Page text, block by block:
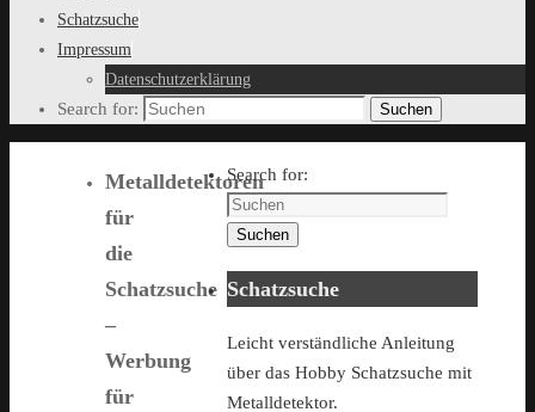
Schatzsuche
Impressum
Datenschutzerklärung
Search for: Suchen
Metalldetektoren
für
die
Schatzsuche
–
Werbung
für
Search for:
Suchen
Schatzsuche
Leicht verständliche Anleitung
über das Hobby Schatzsuche mit
Metalldetektor.